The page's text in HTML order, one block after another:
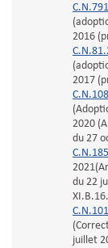
2016
2017
2020
du 27
du 22
juillet